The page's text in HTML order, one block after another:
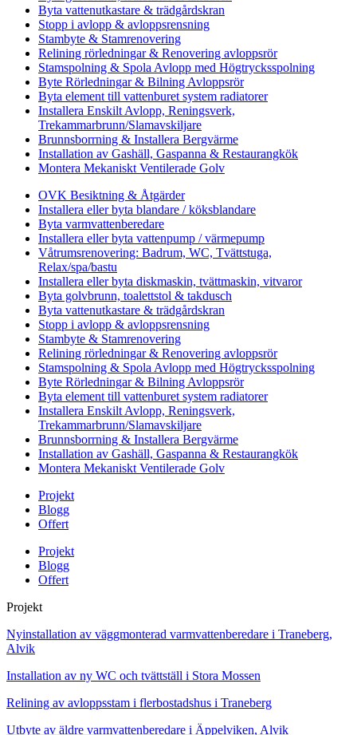
Byta vattenutkastare & trädgårdskran
Stopp i avlopp & avloppsrensning
Stambyte & Stamrenovering
Relining rörledningar & Renovering avloppsrör
Stamspolning & Spola Avlopp med Högtrycksspolning
Byte Rörledningar & Bilning Avloppsrör
Byta element till vattenburet system radiatorer
Installera Enskilt Avlopp, Reningsverk,
Trekammarbrunn/Slamavskiljare
Brunnsborrning & Installera Bergvärme
Installation av Gashäll, Gaspanna & Restaurangkök
Montera Mekaniskt Ventilerade Golv
OVK Besiktning & Åtgärder
Installera eller byta blandare / köksblandare
Byta varmvattenberedare
Installera eller byta vattenpump / värmepump
Våtrumsrenovering: Badrum, WC, Tvättstuga,
Relax/spa/bastu
Installera eller byta diskmaskin, tvättmaskin, vitvaror
Byta golvbrunn, toalettstol & takdusch
Byta vattenutkastare & trädgårdskran
Stopp i avlopp & avloppsrensning
Stambyte & Stamrenovering
Relining rörledningar & Renovering avloppsrör
Stamspolning & Spola Avlopp med Högtrycksspolning
Byte Rörledningar & Bilning Avloppsrör
Byta element till vattenburet system radiatorer
Installera Enskilt Avlopp, Reningsverk,
Trekammarbrunn/Slamavskiljare
Brunnsborrning & Installera Bergvärme
Installation av Gashäll, Gaspanna & Restaurangkök
Montera Mekaniskt Ventilerade Golv
Projekt
Blogg
Offert
Projekt
Blogg
Offert
Projekt
Nyinstallation av väggmonterad varmvattenberedare i Traneberg,
Alvik
Installation av ny WC och tvättställ i Stora Mossen
Relining av avloppsstam i flerbostadshus i Traneberg
Utbyte av äldre varmvattenberedare i Äppelviken, Alvik